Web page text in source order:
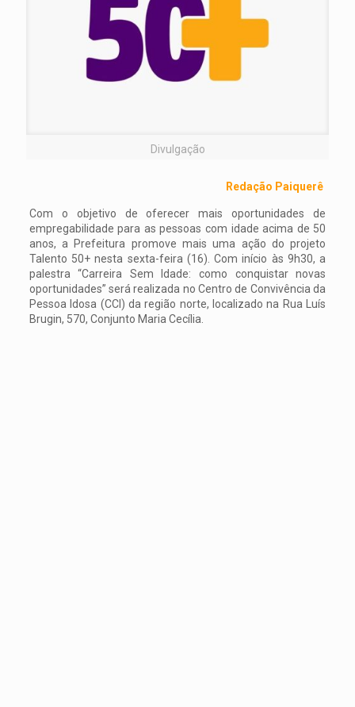
Divulgação
Redação Paiquerê
Com o objetivo de oferecer mais oportunidades de
empregabilidade para as pessoas com idade acima de 50
anos, a Prefeitura promove mais uma ação do projeto
Talento 50+ nesta sexta-feira (16). Com início às 9h30, a
palestra “Carreira Sem Idade: como conquistar novas
oportunidades” será realizada no Centro de Convivência da
Pessoa Idosa (CCI) da região norte, localizado na Rua Luís
Brugin, 570, Conjunto Maria Cecília.